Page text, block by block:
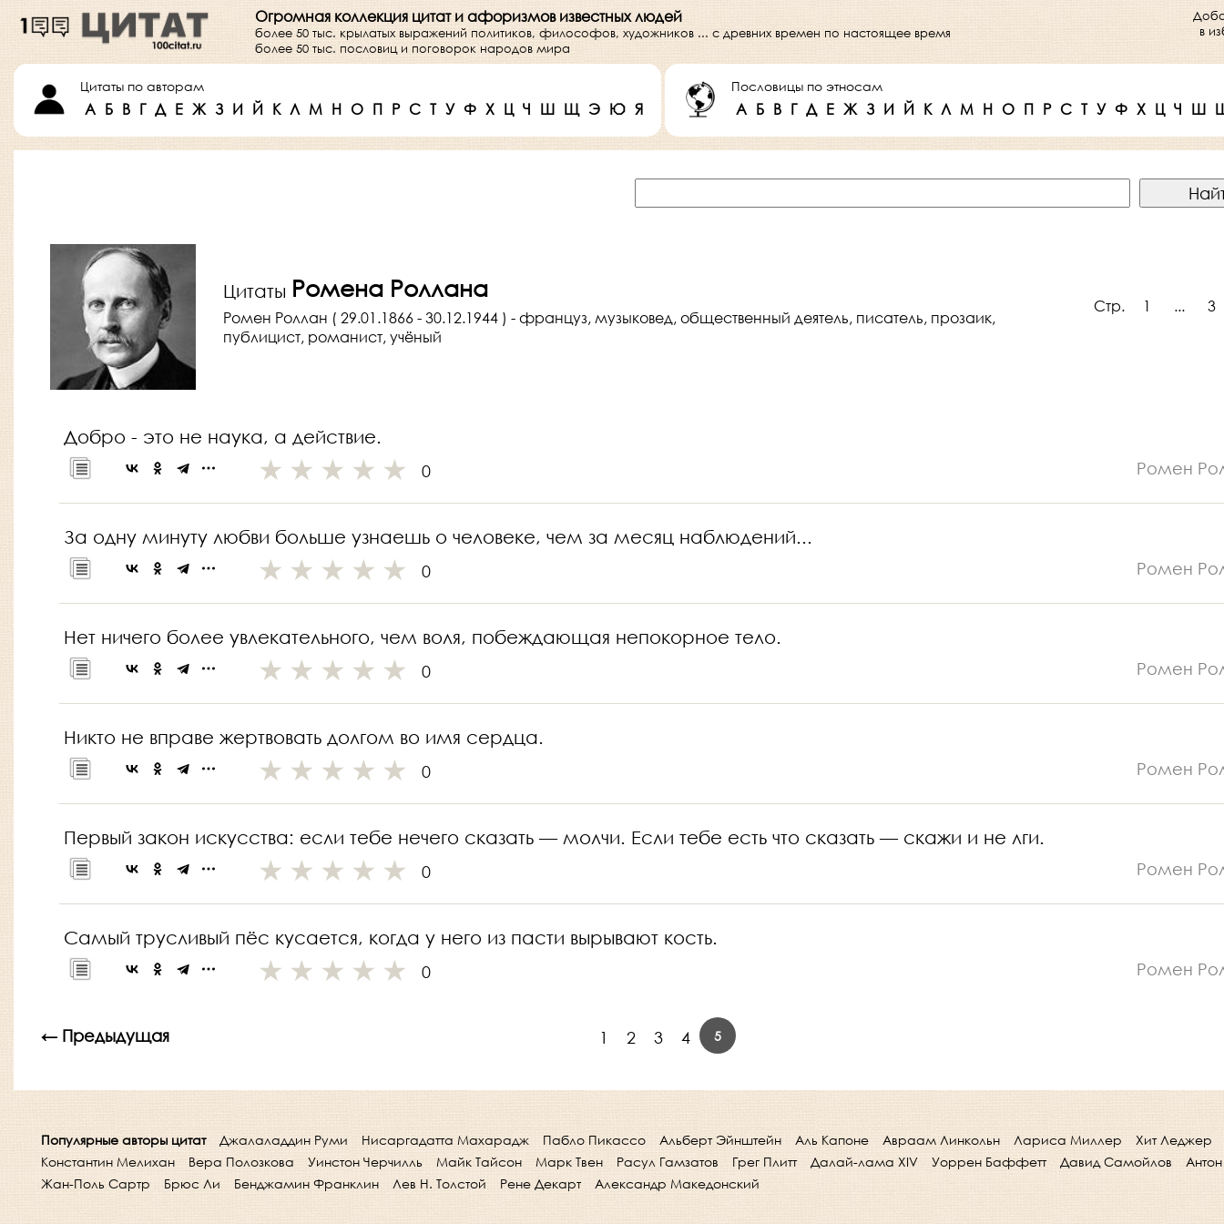
Огромная коллекция цитат и афоризмов известных людей
более 50 тыс. крылатых выражений политиков, философов, художников ... с древних времен по настоящее время
более 50 тыс. пословиц и поговорок народов мира
в
Цитаты по авторам
А Б В Г Д Е Ж З И Й К Л М Н О П Р С Т У Ф Х Ц Ч Ш Щ Э Ю Я
Пословицы по этносам
А Б В Г Д Е Ж З И Й К Л М Н О П Р С Т У Ф Х Ц Ч Ш
Цитаты Ромена Роллана
Ромен Роллан ( 29.01.1866 - 30.12.1944 ) - француз, музыковед, общественный деятель, писатель, прозаик,
публицист, романист, учёный
Стр. 1 ... 3
Добро - это не наука, а действие.
0 Ромен
За одну минуту любви больше узнаешь о человеке, чем за месяц наблюдений...
0 Ромен
Нет ничего более увлекательного, чем воля, побеждающая непокорное тело.
0 Ромен
Никто не вправе жертвовать долгом во имя сердца.
0 Ромен
Первый закон искусства: если тебе нечего сказать — молчи. Если тебе есть что сказать — скажи и не лги.
0 Ромен
Самый трусливый пёс кусается, когда у него из пасти вырывают кость.
0 Ромен
← Предыдущая 1 2 3 4 5
Популярные авторы цитат Джалаладдин Руми Нисаргадатта Махарадж Пабло Пикассо Альберт Эйнштейн Аль Капоне Авраам Линкольн Лариса Миллер
Хит Леджер
Константин Мелихан
Вера Полозкова Уинстон Черчилль Майк Тайсон Марк Твен Расул Гамзатов Грег Плитт Далай-лама XIV Уоррен Баффетт Давид Самойлов
Жан-Поль Сартр
Брюс Ли Бенджамин Франклин Лев Н. Толстой Рене Декарт Александр Македонский